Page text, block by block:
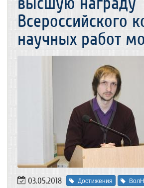
Всероссийского
научных работ
03.05.2018 Достижения